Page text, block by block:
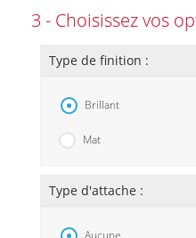
3 - Choisissez vos
Type de finition :
Brillant
Mat
Type d'attache :
Aucune